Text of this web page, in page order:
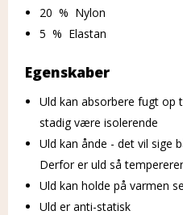
20 % Nylon
5 % Elastan
Egenskaber
Uld kan absorbere fugt op
stadig være isolerende
Uld kan ånde - det vil sige
Derfor er uld så
Uld kan holde på varmen
Uld er anti-statisk